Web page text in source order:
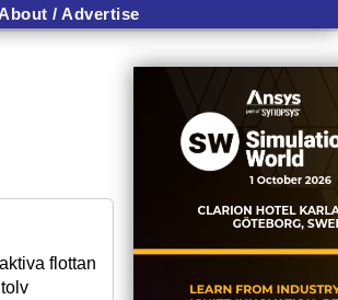
/ Advertise
flottan